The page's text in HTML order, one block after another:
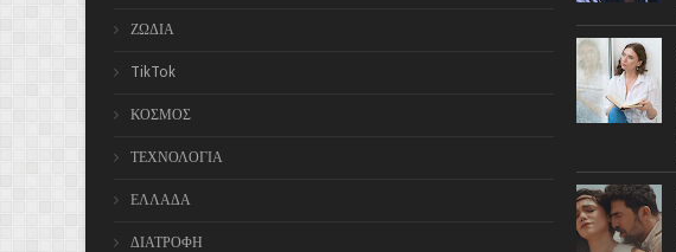
ΖΩΔΙΑ
TikTok
ΚΟΣΜΟΣ
ΤΕΧΝΟΛΟΓΙΑ
ΕΛΛΑΔΑ
ΔΙΑΤΡΟΦΗ